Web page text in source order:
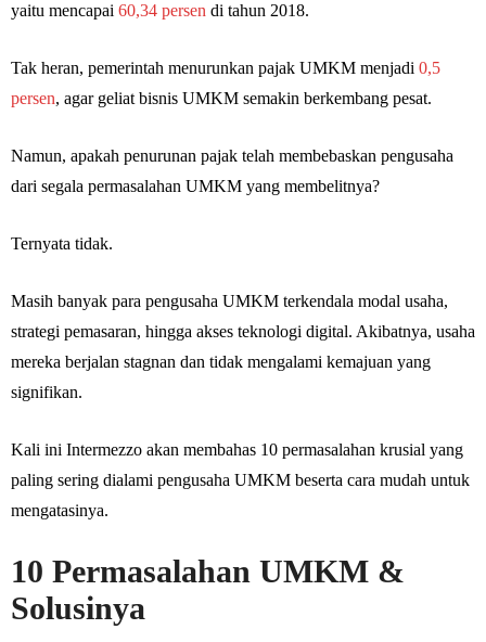
yaitu mencapai 60,34 persen di tahun 2018.
Tak heran, pemerintah menurunkan pajak UMKM menjadi 0,5
persen, agar geliat bisnis UMKM semakin berkembang pesat.
Namun, apakah penurunan pajak telah membebaskan pengusaha
dari segala permasalahan UMKM yang membelitnya?
Ternyata tidak.
Masih banyak para pengusaha UMKM terkendala modal usaha,
strategi pemasaran, hingga akses teknologi digital. Akibatnya, usaha
mereka berjalan stagnan dan tidak mengalami kemajuan yang
signifikan.
Kali ini Intermezzo akan membahas 10 permasalahan krusial yang
paling sering dialami pengusaha UMKM beserta cara mudah untuk
mengatasinya.
10 Permasalahan UMKM &
Solusinya